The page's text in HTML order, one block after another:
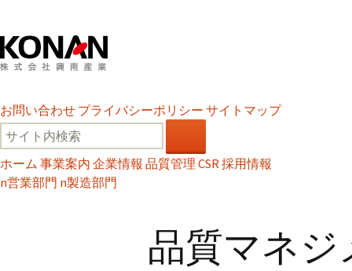
お問い合わせ プライバシーポリシー サイトマップ
ホーム 事業案内 企業情報 品質管理 CSR採用情報
n営業部門 n製造部門
品質マネ